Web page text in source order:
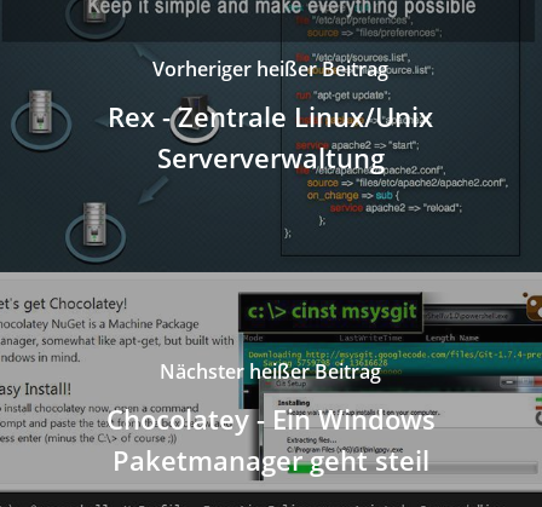
Vorheriger heißer Beitrag
Rex - Zentrale Linux/Unix
Serververwaltung
Nächster heißer Beitrag
Chocolatey - Ein Windows
Paketmanager geht steil